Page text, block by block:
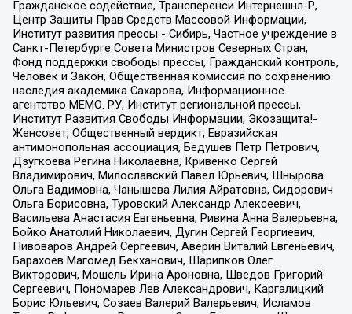
Гражданское содействие, Трансперенси Интернешнл-Р,
Центр Защиты Прав Средств Массовой Информации,
Институт развития прессы - Сибирь, Частное учреждение в
Санкт-Петербурге Совета Министров Северных Стран,
Фонд поддержки свободы прессы, Гражданский контроль,
Человек и Закон, Общественная комиссия по сохранению
наследия академика Сахарова, Информационное
агентство МЕМО. РУ, Институт региональной прессы,
Институт Развития Свободы Информации, Экозащита!-
Женсовет, Общественный вердикт, Евразийская
антимонопольная ассоциация, Бедушев Петр Петрович,
Дзугкоева Регина Николаевна, Кривенко Сергей
Владимирович, Милославский Павел Юрьевич, Шнырова
Ольга Вадимовна, Чанышева Лилия Айратовна, Сидорович
Ольга Борисовна, Туровский Александр Алексеевич,
Васильева Анастасия Евгеньевна, Ривина Анна Валерьевна,
Бойко Анатолий Николаевич, Дугин Сергей Георгиевич,
Пивоваров Андрей Сергеевич, Аверин Виталий Евгеньевич,
Барахоев Магомед Бекханович, Шарипков Олег
Викторович, Мошель Ирина Ароновна, Шведов Григорий
Сергеевич, Пономарев Лев Александрович, Каргалицкий
Борис Юльевич, Созаев Валерий Валерьевич, Исламов